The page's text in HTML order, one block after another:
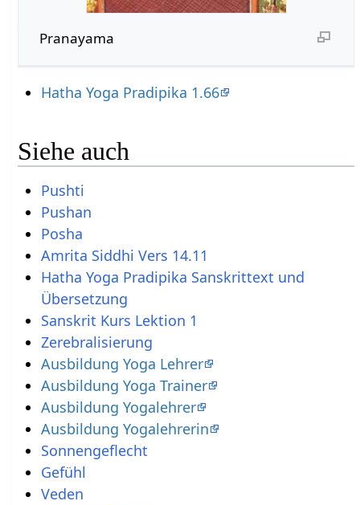
Pranayama
Hatha Yoga Pradipika 1.66
Siehe auch
Pushti
Pushan
Posha
Amrita Siddhi Vers 14.11
Hatha Yoga Pradipika Sanskrittext und
Übersetzung
Sanskrit Kurs Lektion 1
Zerebralisierung
Ausbildung Yoga Lehrer
Ausbildung Yoga Trainer
Ausbildung Yogalehrer
Ausbildung Yogalehrerin
Sonnengeflecht
Gefühl
Veden